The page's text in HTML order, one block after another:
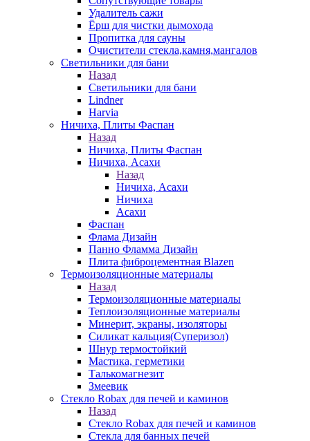
Удалитель сажи
Ёрш для чистки дымохода
Пропитка для сауны
Очистители стекла,камня,мангалов
Светильники для бани
Назад
Светильники для бани
Lindner
Harvia
Ничиха, Плиты Фаспан
Назад
Ничиха, Плиты Фаспан
Ничиха, Асахи
Назад
Ничиха, Асахи
Ничиха
Асахи
Фаспан
Флама Дизайн
Панно Фламма Дизайн
Плита фиброцементная Blazen
Термоизоляционные материалы
Назад
Термоизоляционные материалы
Теплоизоляционные материалы
Минерит, экраны, изоляторы
Силикат кальция(Суперизол)
Шнур термостойкий
Мастика, герметики
Талькомагнезит
Змеевик
Стекло Robax для печей и каминов
Назад
Стекло Robax для печей и каминов
Стекла для банных печей